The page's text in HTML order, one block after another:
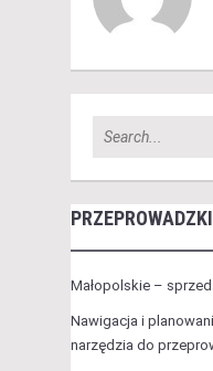
Małopolskie –
Nawigacja i
narzędzia do